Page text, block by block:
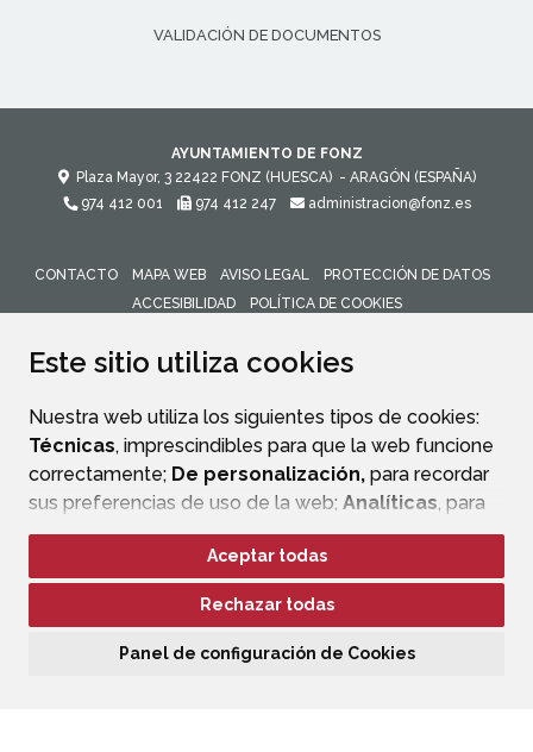
Este sitio utiliza cookies
Nuestra web utiliza los siguientes tipos de cookies:
Técnicas, imprescindibles para que la web funcione
correctamente; De personalización, para recordar
sus preferencias de uso de la web; Analíticas, para
mejorar el funcionamiento de la web y sus servicios.
Si acepta pulsando el botón“Aceptar todas”
consideramos que acepta su uso. Si pulsa el botón
ninguna acción, se guardarán las cookies técnicas
Aceptar todas
Rechazar todas
Panel de configuración de Cookies
VALIDACIÓN DE DOCUMENTOS
AYUNTAMIENTO DE FONZ
Plaza Mayor, 3 22422 FONZ (HUESCA) - ARAGÓN (ESPAÑA)
974 412 001
974 412 247 administracion@fonz.es
CONTACTO MAPA WEB AVISO LEGAL
PROTECCIÓN DE DATOS
ACCESIBILIDAD
POLÍTICA DE COOKIES